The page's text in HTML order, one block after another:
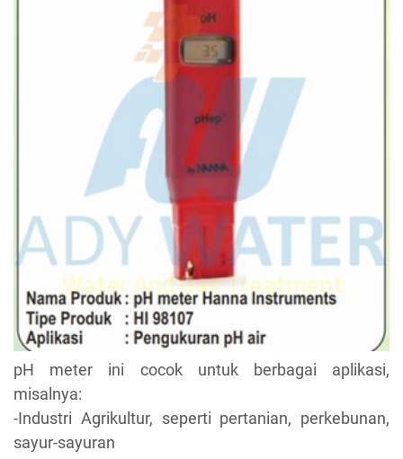
pH meter ini cocok untuk berbagai aplikasi,
misalnya:
-Industri Agrikultur, seperti pertanian, perkebunan,
sayur-sayuran